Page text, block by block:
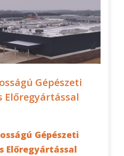
Gépészeti
Előregyártással
Gépészeti
Előregyártással